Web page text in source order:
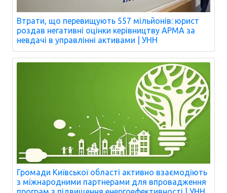
Втрати, що перевищують 557 мільйонів: юрист
роздав негативні оцінки керівництву АРМА за
невдачі в управлінні активами | УНН
Громади Київської області активно взаємодіють
з міжнародними партнерами для впровадження